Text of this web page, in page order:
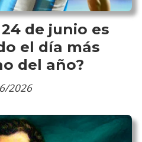
de junio es
el día más
del año?
2026